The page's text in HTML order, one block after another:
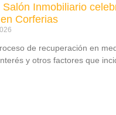
Salón Inmobiliario
Corferias
de recuperación en
y otros factores que